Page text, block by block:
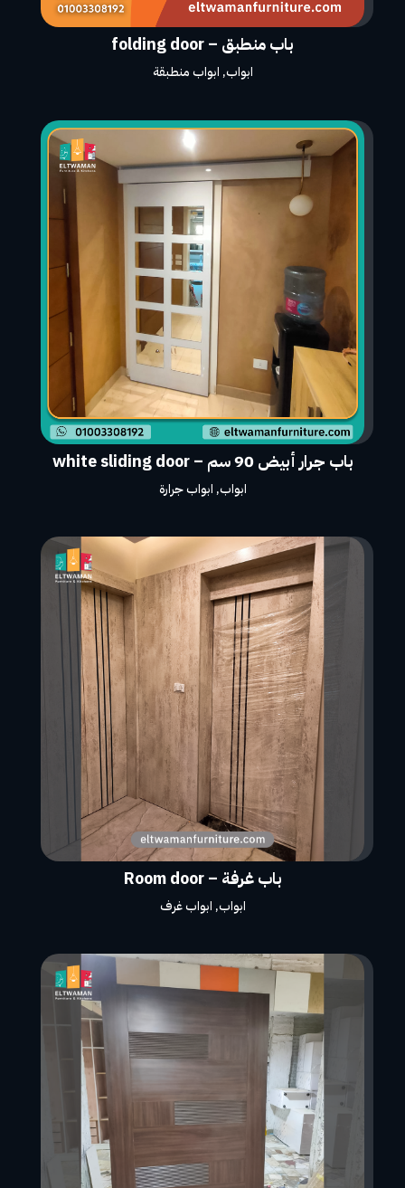
باب منطبق – folding door
ابواب,ابواب منطبقة
باب جرار أبيض 90 سم – white sliding door
ابواب, ابواب جرارة
باب غرفة – Room door
ابواب, ابواب غرف